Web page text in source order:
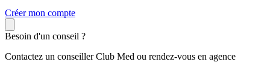
Créer mon compte
Besoin d'un conseil ?
Contactez un conseiller Club Med ou rendez-vous en agence